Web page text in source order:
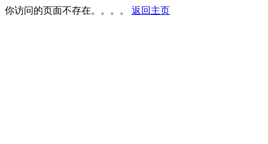
你访问的页面不存在。。。。 返回主页